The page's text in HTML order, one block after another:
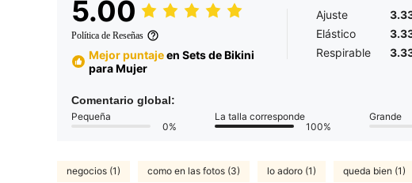
5.00
Política de Reseñas
Mejor puntajeen Sets de Bikini
para Mujer
Ajuste
Elástico
Respirable
Comentario global:
Pequeña
0%
La talla corresponde
100%
Grande
negocios (1) como en las fotos (3) lo adoro (1) queda bien (1)